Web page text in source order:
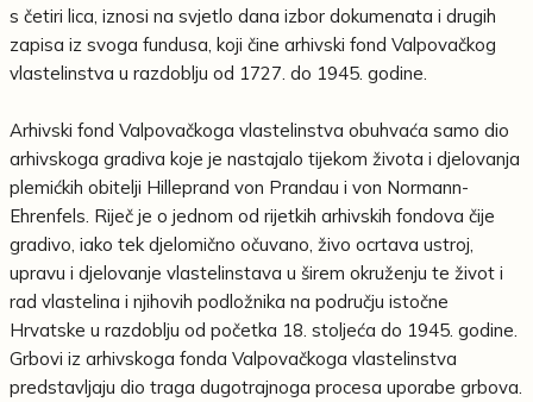
s četiri lica, iznosi na svjetlo dana izbor dokumenata i drugih
zapisa iz svoga fundusa, koji čine arhivski fond Valpovačkog
vlastelinstva u razdoblju od 1727. do 1945. godine.
Arhivski fond Valpovačkoga vlastelinstva obuhvaća samo dio
arhivskoga gradiva koje je nastajalo tijekom života i djelovanja
plemićkih obitelji Hilleprand von Prandau i von Normann-
Ehrenfels. Riječ je o jednom od rijetkih arhivskih fondova čije
gradivo, iako tek djelomično očuvano, živo ocrtava ustroj,
upravu i djelovanje vlastelinstava u širem okruženju te život i
rad vlastelina i njihovih podložnika na području istočne
Hrvatske u razdoblju od početka 18. stoljeća do 1945. godine.
Grbovi iz arhivskoga fonda Valpovačkoga vlastelinstva
predstavljaju dio traga dugotrajnoga procesa uporabe grbova.